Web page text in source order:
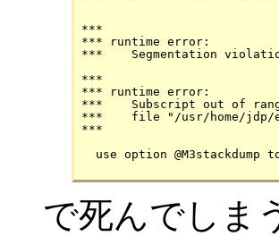
***
*** runtime error:
***    Segmentation
***
*** runtime error:
***    Subscript out of
***    file "/usr/home/jdp/
***
で死んでしま